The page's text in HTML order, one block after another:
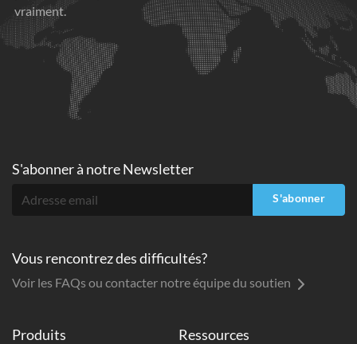
vraiment.
Produits Ressources
S'abonner à notre Newsletter
S'abonner
Vous rencontrez des difficultés?
Voir les FAQs ou contacter notre équipe du soutien